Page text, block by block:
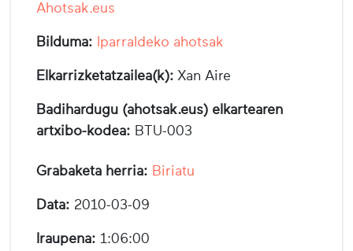
Ahotsak.eus
Bilduma: Iparraldeko ahotsak
Elkarrizketatzailea(k): Xan Aire
Badihardugu (ahotsak.eus) elkartearen
artxibo-kodea: BTU-003
Grabaketa herria: Biriatu
Data: 2010-03-09
Iraupena: 1:06:00